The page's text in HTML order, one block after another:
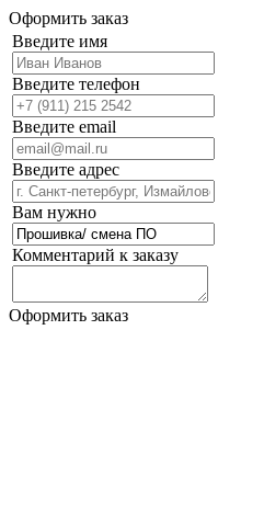
Оформить заказ
Введите имя
Введите телефон
Введите email
Введите адрес
Вам нужно
Комментарий к заказу
Оформить заказ